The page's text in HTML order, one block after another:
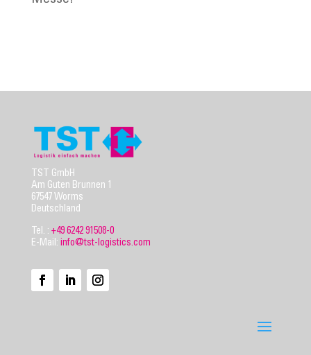
TST GmbH
Am Guten Brunnen 1
67547 Worms
Deutschland
Tel. : +49 6242 91508-0
E-Mail: info@tst-logistics.com